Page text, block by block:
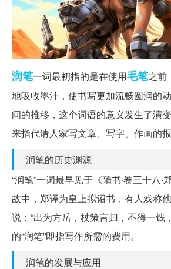
润笔一词最初指的是在使用毛笔之前
地吸收墨汁，使书写更加流畅圆润的
间的推移，这个词语的意义发生了演
来指代请人家写文章、写字、作画的报
润笔的历史渊源
“润笔”一词最早见于《隋书·卷三十八
故中，郑译为皇上拟诏书，有人戏称
说：“出为方岳，杖策言归，不得一钱
的“润笔”即指写作所需的费用。
润笔的发展与应用